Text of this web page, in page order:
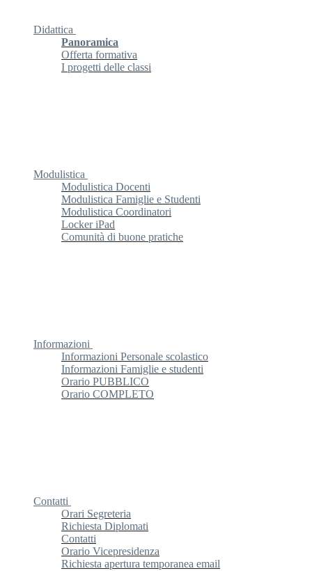
Didattica
Panoramica
Offerta formativa
I progetti delle classi
Modulistica
Modulistica Docenti
Modulistica Famiglie e Studenti
Modulistica Coordinatori
Locker iPad
Comunità di buone pratiche
Informazioni
Informazioni Personale scolastico
Informazioni Famiglie e studenti
Orario PUBBLICO
Orario COMPLETO
Contatti
Orari Segreteria
Richiesta Diplomati
Contatti
Orario Vicepresidenza
Richiesta apertura temporanea email